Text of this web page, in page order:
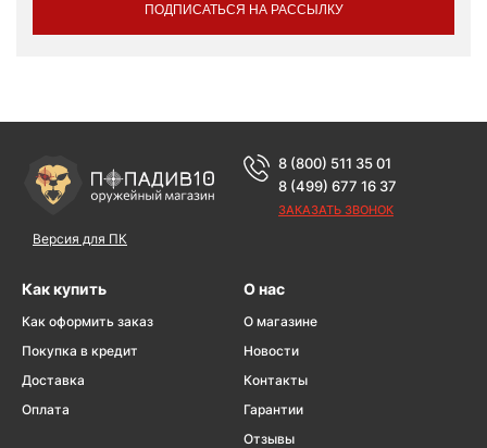
ПОДПИСАТЬСЯ НА РАССЫЛКУ
Версия для ПК
8 (800) 511 35 01
8 (499) 677 16 37
ЗАКАЗАТЬ ЗВОНОК
Как купить
Как оформить заказ
Покупка в кредит
Доставка
Оплата
О нас
О магазине
Новости
Контакты
Гарантии
Отзывы